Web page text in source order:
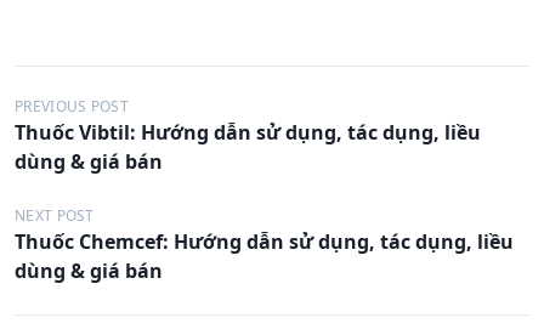
Đ
i
u
h
PREVIOUS POST
Thuốc Vibtil: Hướng dẫn sử dụng, tác dụng, liều
dùng & giá bán
NEXT POST
Thuốc Chemcef: Hướng dẫn sử dụng, tác dụng, liều
dùng & giá bán